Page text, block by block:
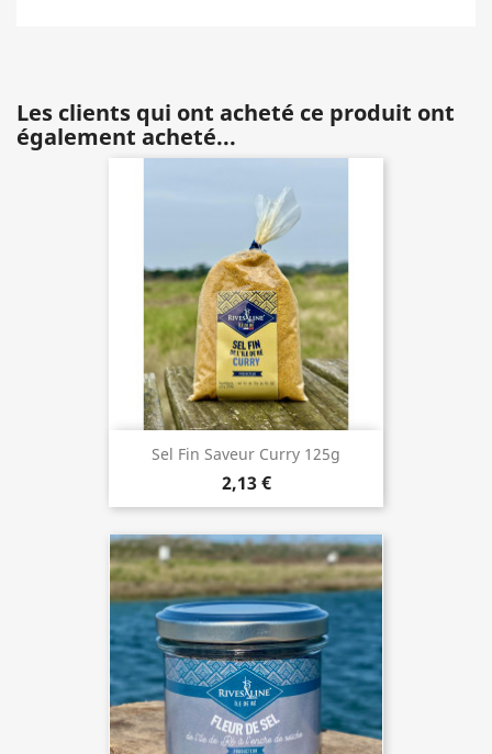
Les clients qui ont acheté ce produit ont
également acheté...
Sel Fin Saveur Curry 125g
2,13 €